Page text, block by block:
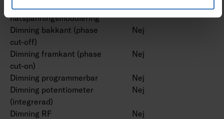
Dimning
nätspänningsmodulering
Dimning bakkant (phase
cut-off)
Nej
Dimning framkant (phase
cut-on)
Nej
Dimning programmerbar
Nej
Dimning potentiometer
(integrerad)
Nej
Dimning RF
Nej